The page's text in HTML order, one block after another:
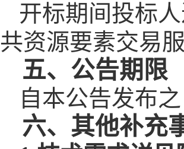
开标期间投标
共资源要素交易
五、公告期限
自本公告发布
六、其他补充